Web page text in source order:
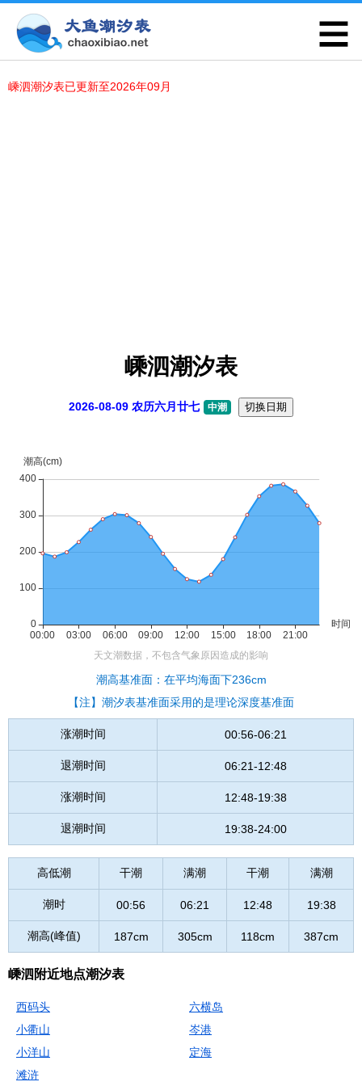
嵊泗潮汐表已更新至2026年09月
嵊泗潮汐表
2026-08-09 农历六月廿七 中潮 切换日期
潮高基准面：在平均海面下236cm
【注】潮汐表基准面采用的是理论深度基准面
涨潮时间 00:56-06:21
退潮时间 06:21-12:48
涨潮时间 12:48-19:38
退潮时间 19:38-24:00
高低潮 干潮 满潮 干潮 满潮
潮时 00:56 06:21 12:48 19:38
潮高(峰值) 187cm 305cm 118cm 387cm
嵊泗附近地点潮汐表
西码头
六横岛
小衢山
岑港
小洋山
定海
滩浒